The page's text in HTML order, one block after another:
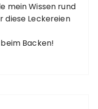
mein Wissen rund
diese Leckereien
Backen!